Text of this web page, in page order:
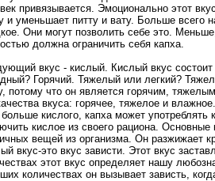
привязывается. Эмоционально этот
и уменьшает питту и вату. Больше всего
Они могут позволить себе это.
должна ограничить себя капха.
вкус - кислый. Кислый вкус состоит
Горячий. Тяжелый или легкий?
потому что он является горячим,
вкуса: горячее, тяжелое и
больше кислого, капха может употреблять
кислое из своего рациона. Основные
вещей из организма. Он разжижает
вкус-это вкус зависти. Этот вкус
этот вкус определяет нашу
количествах он вызывает зависть,